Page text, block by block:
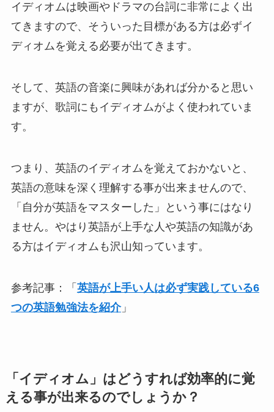
イディオムは映画やドラマの台詞に非常によく出
てきますので、そういった目標がある方は必ずイ
ディオムを覚える必要が出てきます。
そして、英語の音楽に興味があれば分かると思い
ますが、歌詞にもイディオムがよく使われていま
す。
つまり、英語のイディオムを覚えておかないと、
英語の意味を深く理解する事が出来ませんので、
「自分が英語をマスターした」という事にはなり
ません。やはり英語が上手な人や英語の知識があ
る方はイディオムも沢山知っています。
参考記事：「 英語が上手い人は必ず実践している6
つの英語勉強法を紹介」
「イディオム」はどうすれば効率的に覚
える事が出来るのでしょうか？